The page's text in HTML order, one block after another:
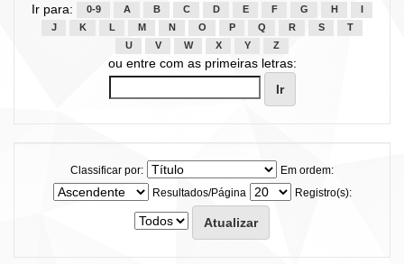
Ir para: 0-9 A B C D E F G H
J
K L M N O P Q R S
T
U
V W X Y Z
ou entre com as primeiras letras:
Classificar por:
Em ordem:
Resultados/Página
Registro(s):